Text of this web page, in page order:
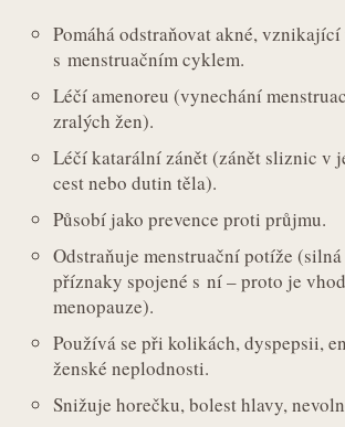
Pomáhá odstraňovat akné,
s menstruačním cyklem.
Léčí amenoreu (vynechání
zralých žen).
Léčí katarální zánět (zánět sliznic v
cest nebo dutin těla).
Působí jako prevence proti průjmu.
Odstraňuje menstruační potíže (silná
příznaky spojené s ní – proto je
menopauze).
Používá se při kolikách, dyspepsii,
ženské neplodnosti.
Snižuje horečku, bolest hlavy,